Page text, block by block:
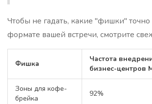
Чтобы не гадать, какие "фишки" точно
формате вашей встречи, смотрите
Фишка
Частота
бизнес-центров
Зоны для кофе-
брейка
92%